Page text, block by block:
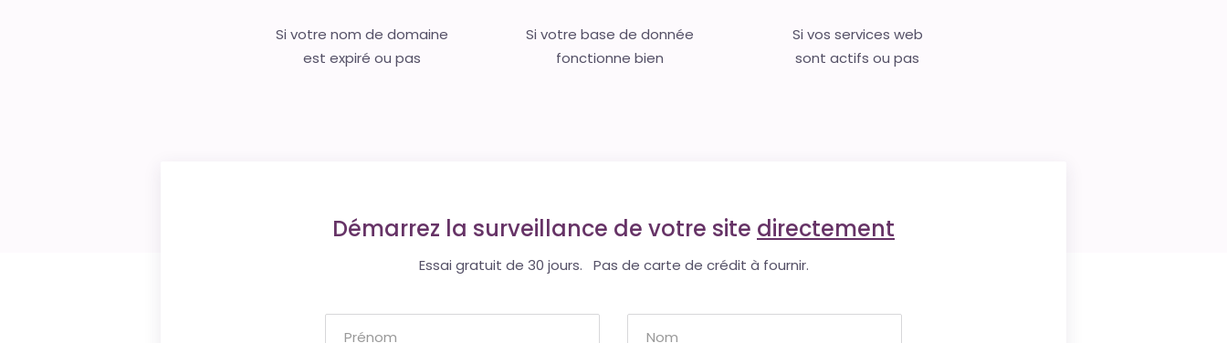
Si votre nom de domaine
est expiré ou pas
Si votre base de donnée
fonctionne bien
Si vos services web
sont actifs ou pas
Démarrez la surveillance de votre site directement
Essai gratuit de 30 jours. Pas de carte de crédit à fournir.